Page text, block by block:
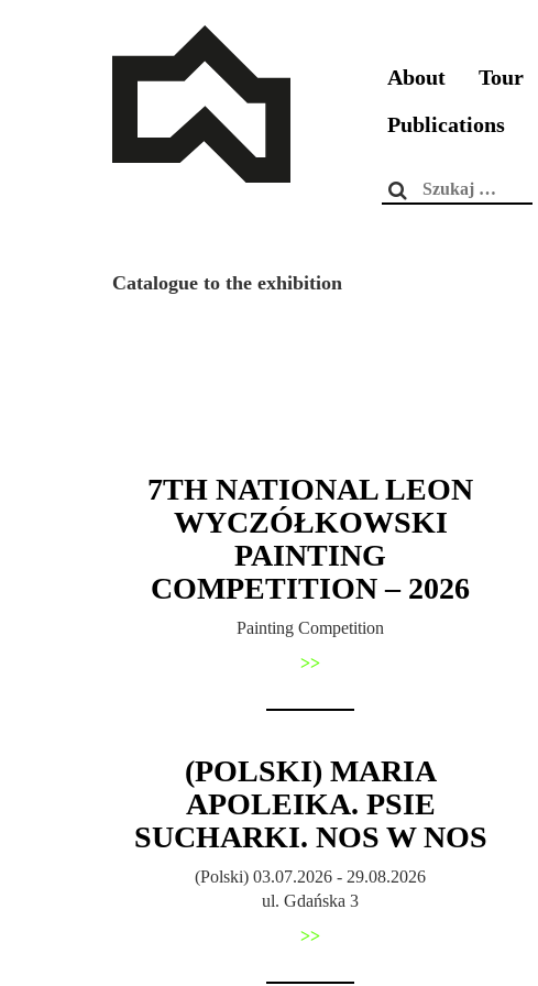
About Tour
Publications
Szukaj:
Catalogue to the exhibition
7TH NATIONAL LEON
WYCZÓŁKOWSKI
PAINTING
COMPETITION – 2026
Painting Competition
>>
(POLSKI) MARIA
APOLEIKA. PSIE
SUCHARKI. NOS W NOS
(Polski) 03.07.2026 - 29.08.2026
ul. Gdańska 3
>>